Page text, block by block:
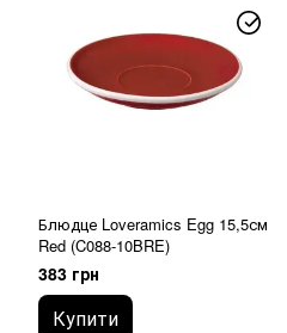
Блюдце Loveramics Egg 15,5см
Red (C088-10BRE)
383 грн
Купити